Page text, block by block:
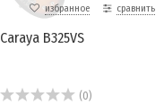
избранное сравнить
Caraya B325VS
(0)